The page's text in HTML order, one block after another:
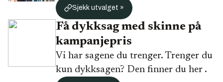
Sjekk utvalget »
Få dykksag med skinne på
kampanjepris
Vi har sagene du trenger. Trenger du
kun dykksagen? Den finner du her .